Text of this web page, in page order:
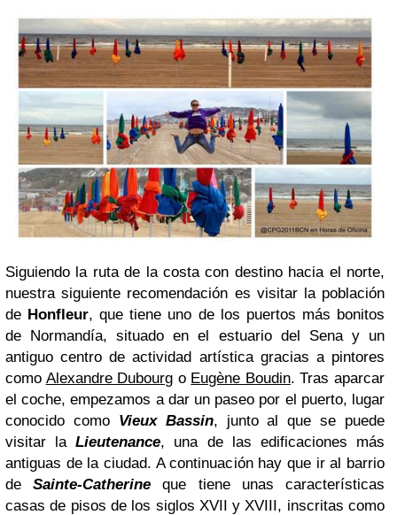
Siguiendo la ruta de la costa con destino hacia el norte,
nuestra siguiente recomendación es visitar la población
de Honfleur, que tiene uno de los puertos más bonitos
de Normandía, situado en el estuario del Sena y un
antiguo centro de actividad artística gracias a pintores
como Alexandre Dubourg o Eugène Boudin. Tras aparcar
el coche, empezamos a dar un paseo por el puerto, lugar
conocido como Vieux Bassin, junto al que se puede
visitar laLieutenance, una de las edificaciones más
antiguas de la ciudad. A continuación hay que ir al barrio
deSainte-Catherine que tiene unas características
casas de pisos de los siglos XVII y XVIII, inscritas como